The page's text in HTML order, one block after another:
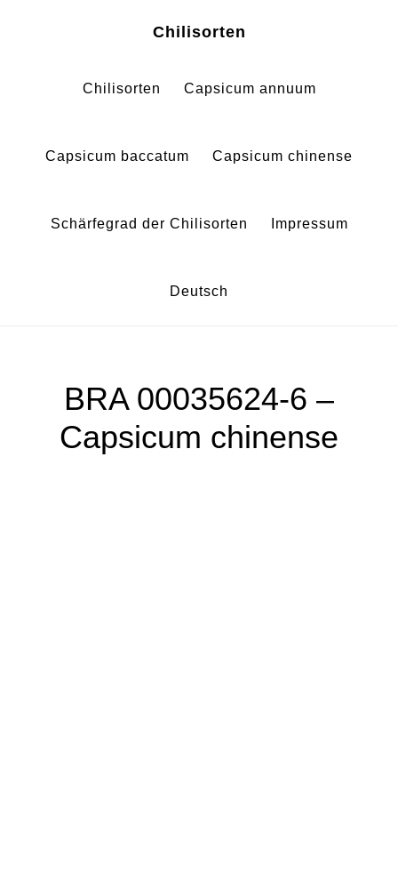
Chilisorten
Chilisorten Capsicum annuum
Capsicum baccatum Capsicum chinense
Schärfegrad der Chilisorten Impressum
Deutsch
BRA 00035624-6 –
Capsicum chinense